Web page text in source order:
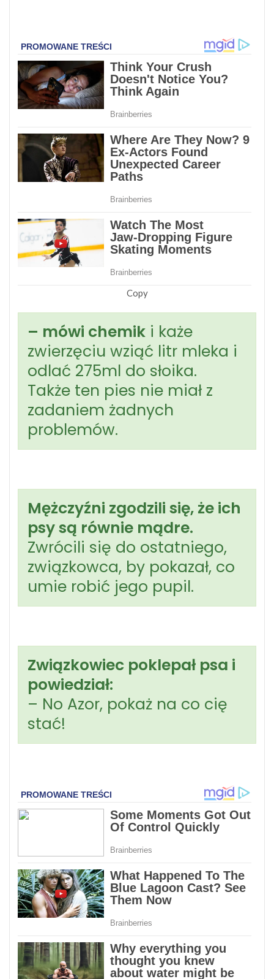
Copy
– mówi chemik i każe
zwierzęciu wziąć litr mleka i
odlać 275ml do słoika.
Także ten pies nie miał z
zadaniem żadnych
problemów.
Mężczyźni zgodzili się, że ich
psy są równie mądre.
Zwrócili się do ostatniego,
związkowca, by pokazał, co
umie robić jego pupil.
Związkowiec poklepał psa i
powiedział:
– No Azor, pokaż na co cię
stać!